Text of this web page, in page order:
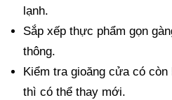
lạnh.
Sắp xếp thực phẩm gọn
thông.
Kiểm tra gioăng cửa có
thì có thể thay mới.